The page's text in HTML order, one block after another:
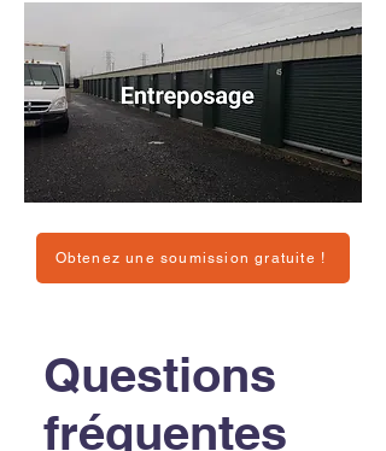
Obtenez une soumission gratuite !
Questions
fréquentes